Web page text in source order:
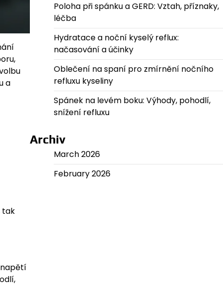
a
tak
Poloha při spánku a GERD: Vztah, příznaky,
léčba
Hydratace a noční kyselý reflux:
načasování a účinky
Oblečení na spaní pro zmírnění nočního
refluxu kyseliny
Spánek na levém boku: Výhody, pohodlí,
snížení refluxu
Archiv
March 2026
February 2026